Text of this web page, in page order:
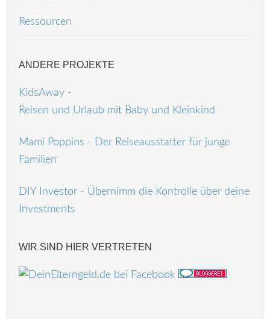
Ressourcen
ANDERE PROJEKTE
KidsAway -
Reisen und Urlaub mit Baby und Kleinkind
Mami Poppins - Der Reiseausstatter für junge
Familien
DIY Investor - Übernimm die Kontrolle über deine
Investments
WIR SIND HIER VERTRETEN